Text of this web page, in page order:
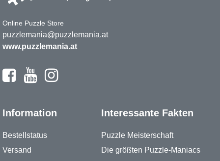
Online Puzzle Store
puzzlemania@puzzlemania.at
www.puzzlemania.at
Information
Bestellstatus
Versand
Interessante Fakten
Puzzle Meisterschaft
Die größten Puzzle-Maniacs